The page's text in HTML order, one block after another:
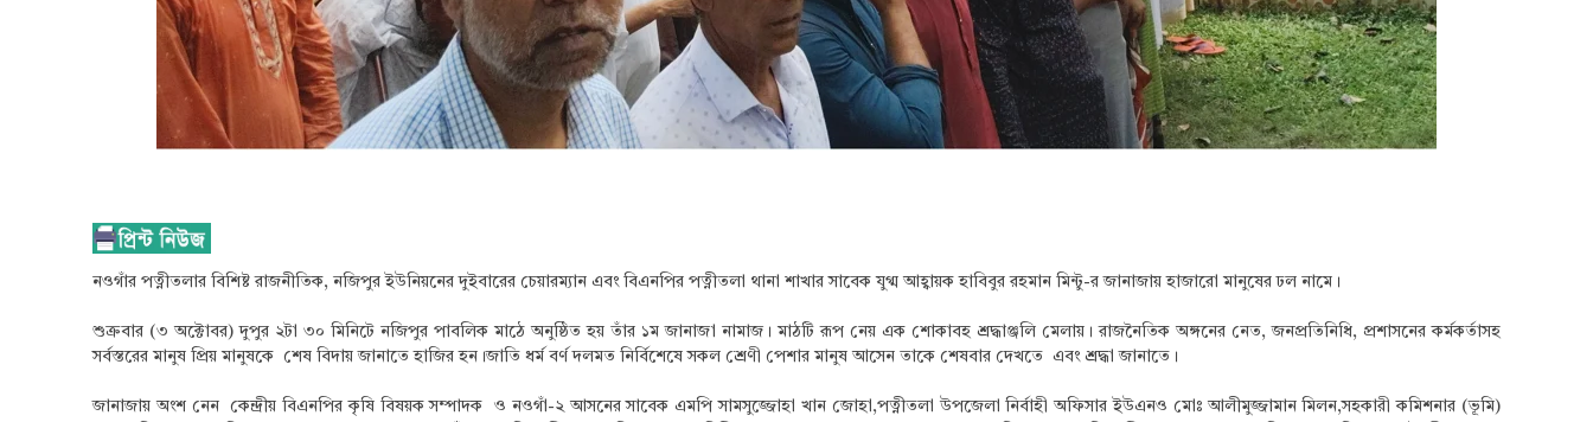
নওগাঁর পত্নীতলার বিশিষ্ট রাজনীতিক, নজিপুর ইউনিয়নের দুইবারের চেয়ারম্যান এবং বিএনপির পত্নীতলা থানা শাখার সাবেক যুগ্ম আহ্বায়ক হাবিবুর রহমান মিন্টু-র জানাজায় হাজারো মানুষের ঢল নামে।
শুক্রবার (৩ অক্টোবর) দুপুর ২টা ৩০ মিনিটে নজিপুর পাবলিক মাঠে অনুষ্ঠিত হয় তাঁর ১ম জানাজা নামাজ। মাঠটি রূপ নেয় এক শোকাবহ শ্রদ্ধাঞ্জলি মেলায়। রাজনৈতিক অঙ্গনের নেত, জনপ্রতিনিধি, প্রশাসনের কর্মকর্তাসহ
সর্বস্তরের মানুষ প্রিয় মানুষকে শেষ বিদায় জানাতে হাজির হন।জাতি ধর্ম বর্ণ দলমত নির্বিশেষে সকল শ্রেণী পেশার মানুষ আসেন তাকে শেষবার দেখতে এবং শ্রদ্ধা জানাতে।
জানাজায় অংশ নেন কেন্দ্রীয় বিএনপির কৃষি বিষয়ক সম্পাদক ও নওগাঁ-২ আসনের সাবেক এমপি সামসুজ্জোহা খান জোহা,পত্নীতলা উপজেলা নির্বাহী অফিসার ইউএনও মোঃ আলীমুজ্জামান মিলন,সহকারী কমিশনার (ভূমি)